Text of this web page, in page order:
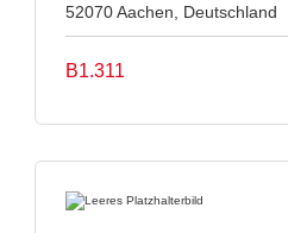
52070 Aachen, Deutschland
B1.311